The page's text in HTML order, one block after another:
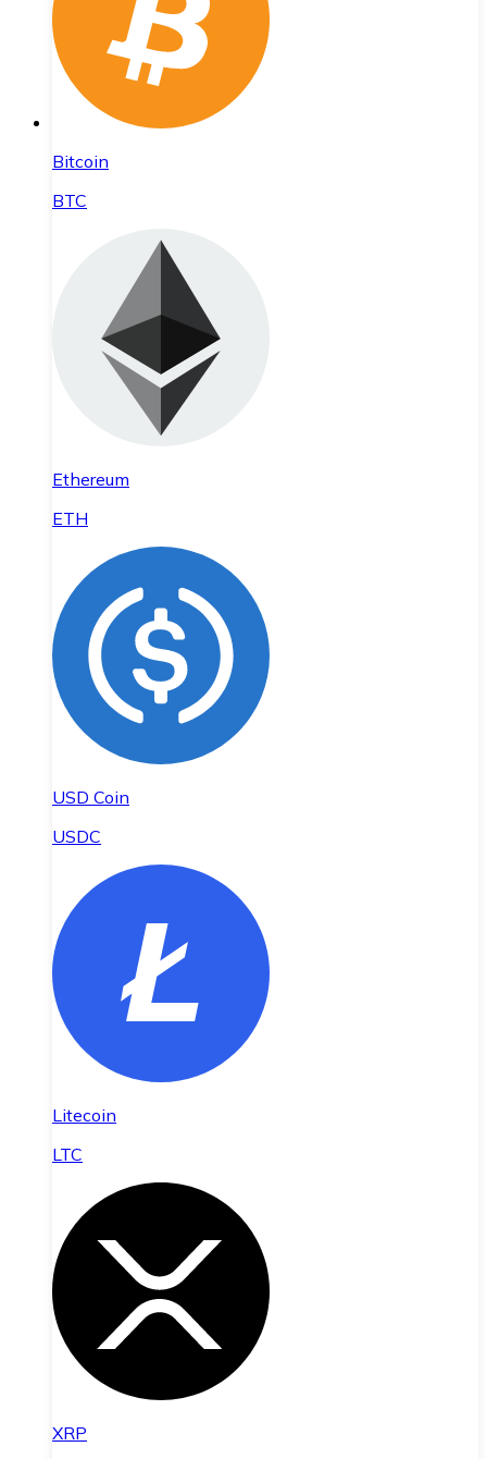
Bitcoin
BTC
Ethereum
ETH
USD Coin
USDC
Litecoin
LTC
XRP